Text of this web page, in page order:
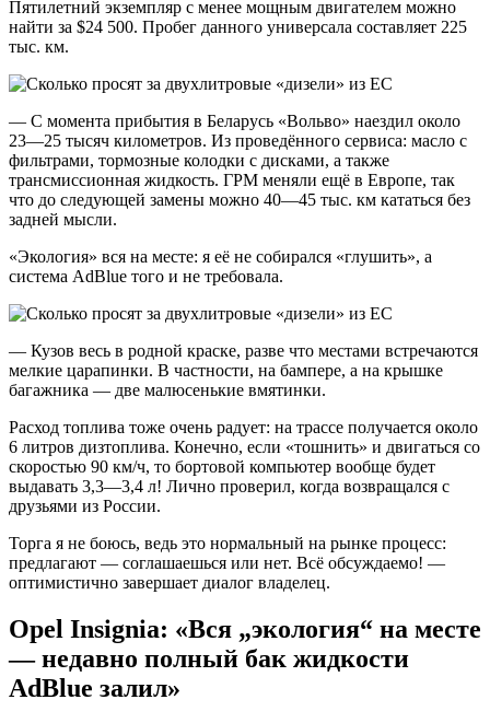
Пятилетний экземпляр с менее мощным двигателем можно
найти за $24 500. Пробег данного универсала составляет 225
тыс. км.
— С момента прибытия в Беларусь «Вольво» наездил около
23—25 тысяч километров. Из проведённого сервиса: масло с
фильтрами, тормозные колодки с дисками, а также
трансмиссионная жидкость. ГРМ меняли ещё в Европе, так
что до следующей замены можно 40—45 тыс. км кататься без
задней мысли.
«Экология» вся на месте: я её не собирался «глушить», а
система AdBlue того и не требовала.
— Кузов весь в родной краске, разве что местами встречаются
мелкие царапинки. В частности, на бампере, а на крышке
багажника — две малюсенькие вмятинки.
Расход топлива тоже очень радует: на трассе получается около
6 литров дизтоплива. Конечно, если «тошнить» и двигаться со
скоростью 90 км/ч, то бортовой компьютер вообще будет
выдавать 3,3—3,4 л! Лично проверил, когда возвращался с
друзьями из России.
Торга я не боюсь, ведь это нормальный на рынке процесс:
предлагают — соглашаешься или нет. Всё обсуждаемо! —
оптимистично завершает диалог владелец.
Opel Insignia: «Вся „экология“ на месте
— недавно полный бак жидкости
AdBlue залил»